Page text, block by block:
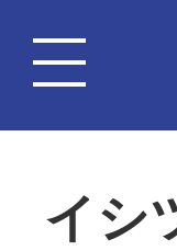
イシ